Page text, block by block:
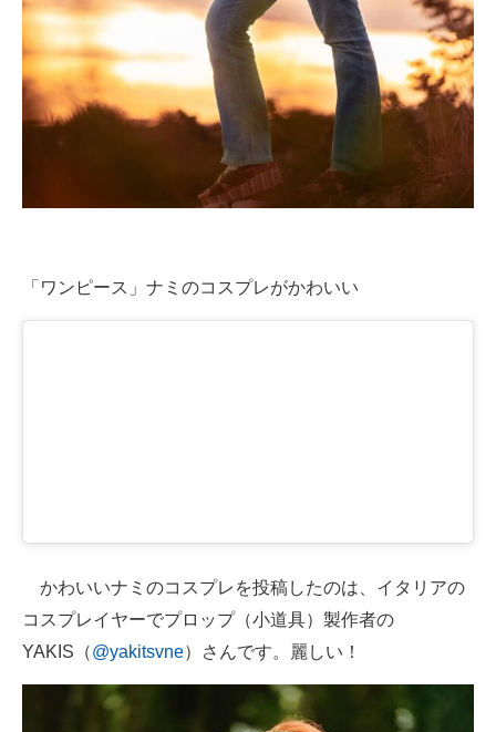
企業向けIT製品の総合サイト
IT製品の技術・比較・事例
製造業のIT導入・活用を支援
モノづくり技術者専門サイト
エネルギーの専門メディア
「ワンピース」ナミのコスプレがかわいい
かわいいナミのコスプレを投稿したのは、イタリアの
コスプレイヤーでプロップ（小道具）製作者の
YAKIS（@yakitsvne）さんです。麗しい！